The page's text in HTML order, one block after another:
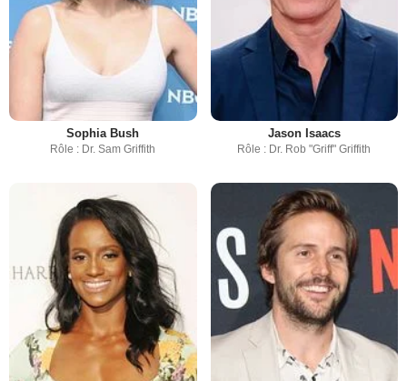
Sophia Bush
Rôle : Dr. Sam Griffith
Jason Isaacs
Rôle : Dr. Rob "Griff" Griffith